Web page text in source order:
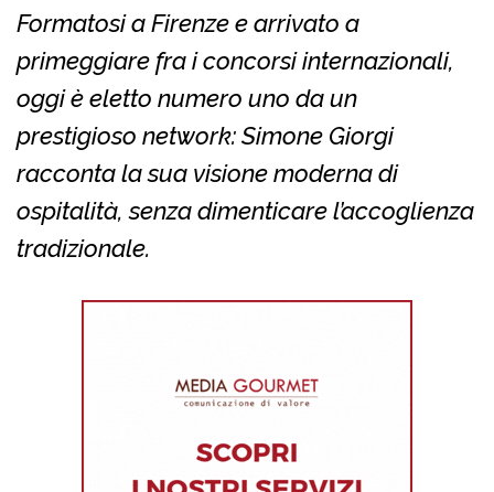
Formatosi a Firenze e arrivato a
primeggiare fra i concorsi internazionali,
oggi è eletto numero uno da un
prestigioso network: Simone Giorgi
racconta la sua visione moderna di
ospitalità, senza dimenticare l’accoglienza
tradizionale.